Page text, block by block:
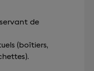
de
(boîtiers,